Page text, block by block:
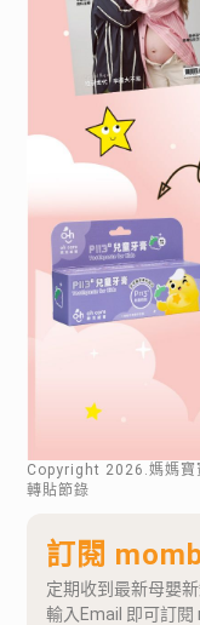
Copyright 2026 .媽媽
轉貼節錄
訂閱
定期收到最新母嬰
輸入Email 即可訂